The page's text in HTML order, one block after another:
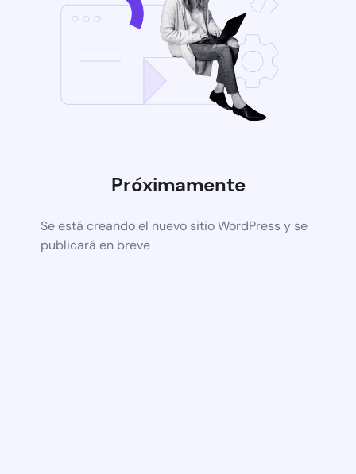
Próximamente
Se está creando el nuevo sitio WordPress y se
publicará en breve